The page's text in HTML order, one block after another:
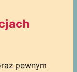
pewnym